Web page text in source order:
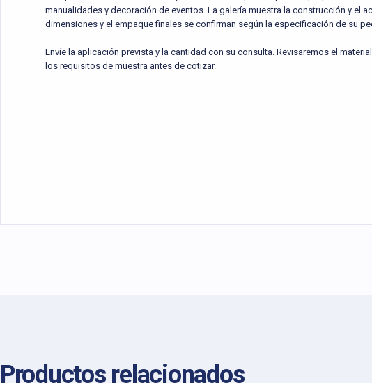
manualidades y decoración de eventos. La galería muestra la construcción y el
dimensiones y el empaque finales se confirman según la especificación de su
Envíe la aplicación prevista y la cantidad con su consulta. Revisaremos el
los requisitos de muestra antes de cotizar.
Productos relacionados